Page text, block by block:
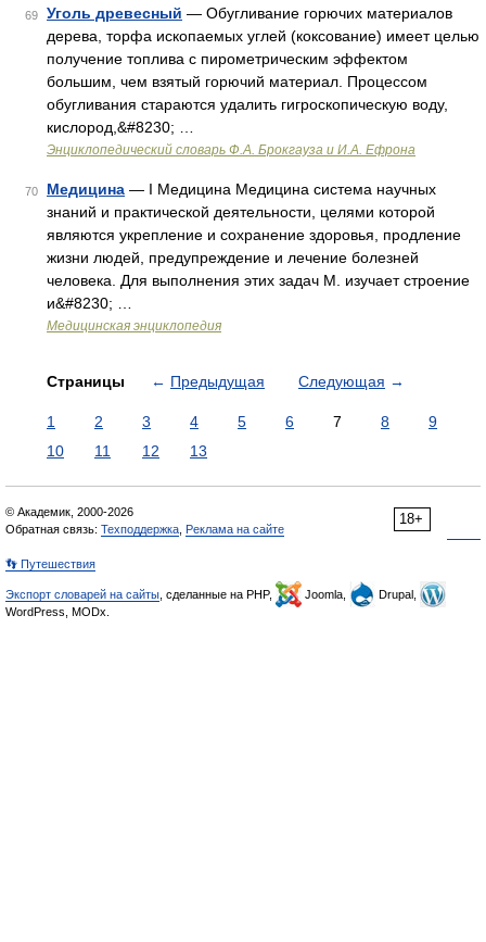
69 Уголь древесный — Обугливание горючих материалов
дерева, торфа ископаемых углей (коксование) имеет целью
получение топлива с пирометрическим эффектом
большим, чем взятый горючий материал. Процессом
обугливания стараются удалить гигроскопическую воду,
кислород,&#8230; …
Энциклопедический словарь Ф.А. Брокгауза и И.А. Ефрона
70 Медицина — I Медицина Медицина система научных
знаний и практической деятельности, целями которой
являются укрепление и сохранение здоровья, продление
жизни людей, предупреждение и лечение болезней
человека. Для выполнения этих задач М. изучает строение
и&#8230; …
Медицинская энциклопедия
Страницы ← Предыдущая Следующая →
1 2 3 4 5 6 7 8
9
10
11 12 13
18+
© Академик, 2000-2026
Обратная связь: Техподдержка Реклама на сайте
👣 Путешествия
Экспорт словарей на сайты , сделанные на PHP, Joomla,
Drupal,
WordPress, MODx.